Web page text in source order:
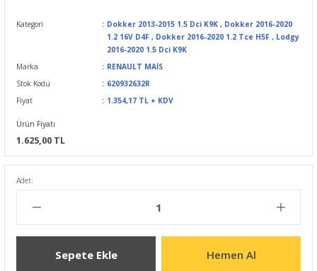
Kategori Dokker 2013-2015 1.5 Dci K9K , Dokker 2016-2020
1.2 16V D4F , Dokker 2016-2020 1.2 Tce H5F , Lodgy
2016-2020 1.5 Dci K9K
Marka
RENAULT MAİS
Stok Kodu
620932632R
Fiyat
1.354,17 TL + KDV
Ürün Fiyatı
1.625,00 TL
Adet:
Sepete Ekle Hemen Al